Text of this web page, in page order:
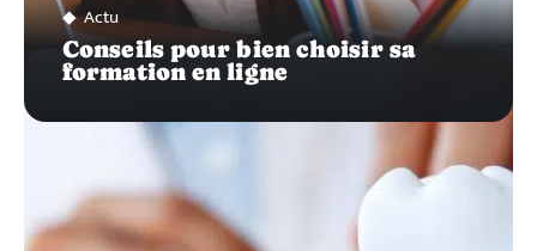
Actu
Conseils pour bien choisir sa
formation en ligne